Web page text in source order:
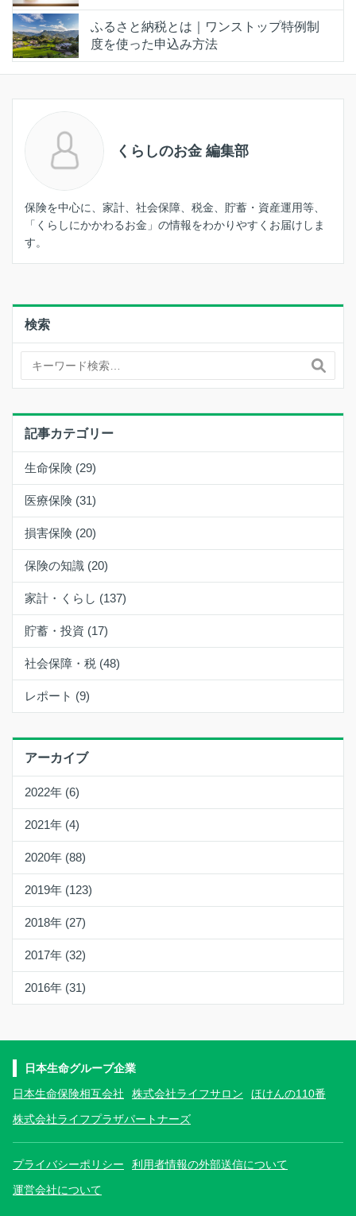
ふるさと納税とは｜ワンストップ特例制
度を使った申込み方法
くらしのお金 編集部
保険を中心に、家計、社会保障、税金、貯蓄・資産運用等、
「くらしにかかわるお金」の情報をわかりやすくお届けしま
す。
検索
記事カテゴリー
生命保険 (29)
医療保険 (31)
損害保険 (20)
保険の知識 (20)
家計・くらし (137)
貯蓄・投資 (17)
社会保障・税 (48)
レポート (9)
アーカイブ
2022年 (6)
2021年 (4)
2020年 (88)
2019年 (123)
2018年 (27)
2017年 (32)
2016年 (31)
日本生命グループ企業
日本生命保険相互会社
株式会社ライフサロン
ほけんの110番
株式会社ライフプラザパートナーズ
プライバシーポリシー
利用者情報の外部送信について
運営会社について